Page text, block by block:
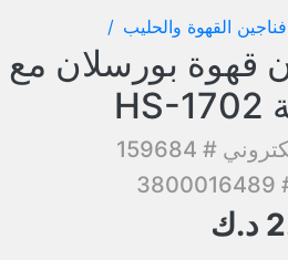
فناجين القهوة والحليب
قهوة بورسلان
# 159684
د.ك